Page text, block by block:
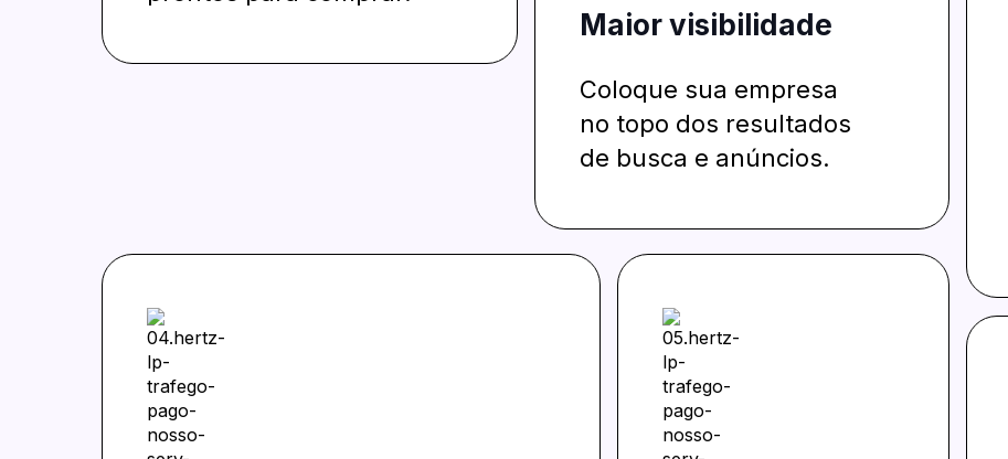
Maior visibilidade
Coloque sua empresa
no topo dos resultados
de busca e anúncios.